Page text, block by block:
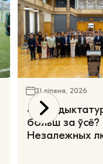
31 ліпеня, 2026
«Чаго
больш за ўсё?
Незалежных